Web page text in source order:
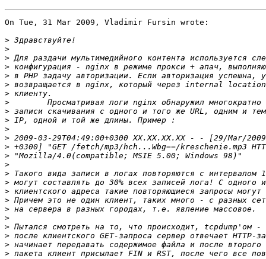
On Tue, 31 Mar 2009, Vladimir Fursin wrote:
>
>
>
>
>
>
>
>
>
>
>
>
>
>
>
>
>
>
>
>
>
>
>
>
>